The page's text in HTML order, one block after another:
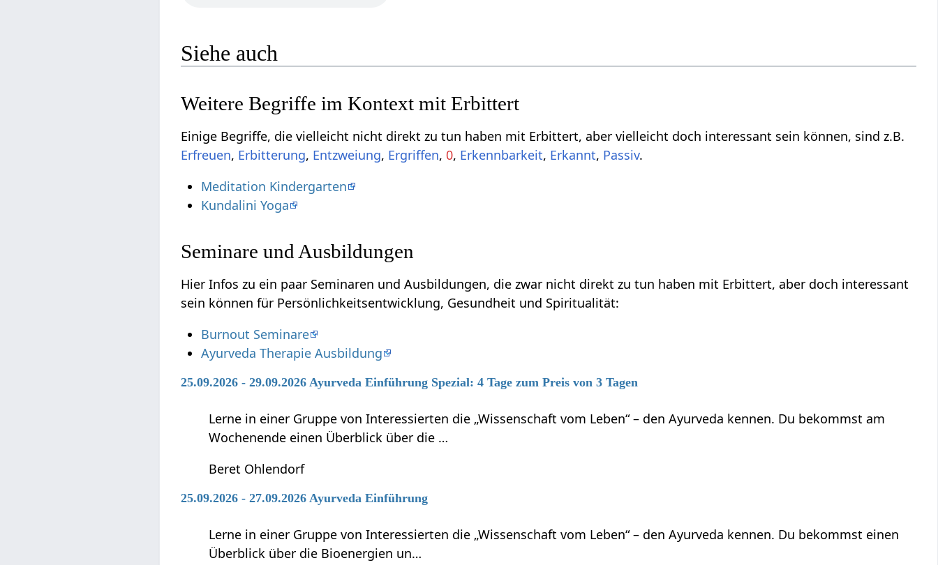
Siehe auch
Einige Begriffe, die vielleicht nicht direkt zu tun haben mit Erbittert‏‎, aber vielleicht doch interessant sein können, sind z.B.
, , , ,0, , , Passiv.
Meditation Kindergarten
Kundalini Yoga
Seminare und Ausbildungen
Hier Infos zu ein paar Seminaren und Ausbildungen, die zwar nicht direkt zu tun haben mit Erbittert‏‎, aber doch interessant
sein können für Persönlichkeitsentwicklung, Gesundheit und Spiritualität:
Burnout Seminare
Ayurveda Therapie Ausbildung
25.09.2026 - 29.09.2026 Ayurveda Einführung Spezial: 4 Tage zum Preis von 3 Tagen
Lerne in einer Gruppe von Interessierten die „Wissenschaft vom Leben“ – den Ayurveda kennen. Du bekommst am
Wochenende einen Überblick über die …
Beret Ohlendorf
25.09.2026 - 27.09.2026 Ayurveda Einführung
Lerne in einer Gruppe von Interessierten die „Wissenschaft vom Leben“ – den Ayurveda kennen. Du bekommst einen
Überblick über die Bioenergien un…